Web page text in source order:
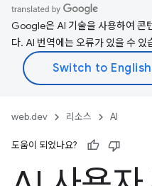
Google은 AI 기술을 사용하여 콘
다. AI 번역에는 오류가 있을 수 있
web.dev 리소스 AI
도움이 되었나요?